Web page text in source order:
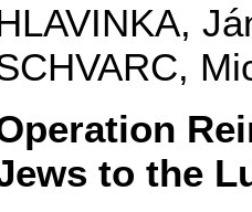
to the